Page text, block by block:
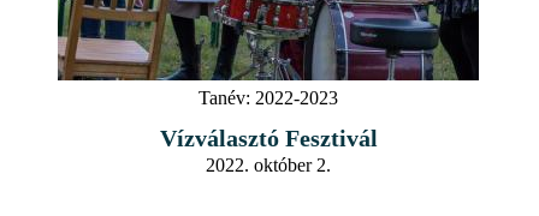
Tanév: 2022-2023
Vízválasztó Fesztivál
2022. október 2.